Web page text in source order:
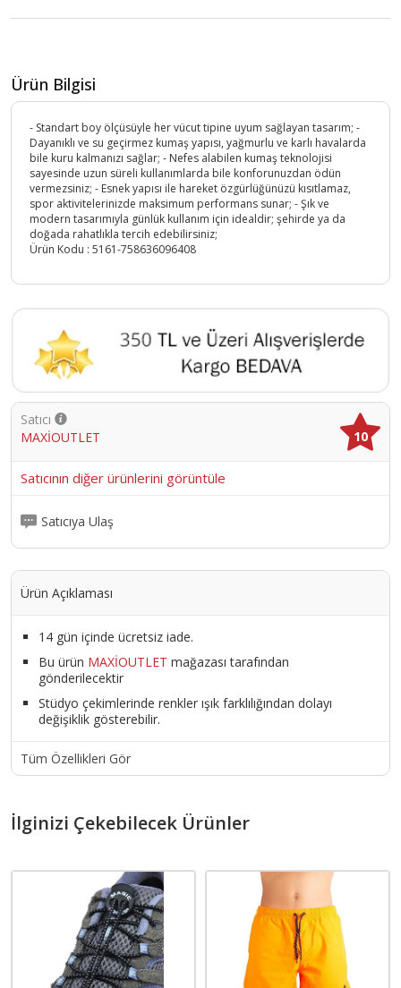
Ürün Bilgisi
- Standart boy ölçüsüyle her vücut tipine uyum sağlayan tasarım; -
Dayanıklı ve su geçirmez kumaş yapısı, yağmurlu ve karlı havalarda
bile kuru kalmanızı sağlar; - Nefes alabilen kumaş teknolojisi
sayesinde uzun süreli kullanımlarda bile konforunuzdan ödün
vermezsiniz; - Esnek yapısı ile hareket özgürlüğünüzü kısıtlamaz,
spor aktivitelerinizde maksimum performans sunar; - Şık ve
modern tasarımıyla günlük kullanım için idealdir; şehirde ya da
doğada rahatlıkla tercih edebilirsiniz;
Ürün Kodu : 5161-758636096408
Satıcı
MAXİOUTLET
10
Satıcının diğer ürünlerini görüntüle
Satıcıya Ulaş
Ürün Açıklaması
14 gün içinde ücretsiz iade.
Bu ürün MAXİOUTLET mağazası tarafından
gönderilecektir
Stüdyo çekimlerinde renkler ışık farklılığından dolayı
değişiklik gösterebilir.
Tüm Özellikleri Gör
İlginizi Çekebilecek Ürünler